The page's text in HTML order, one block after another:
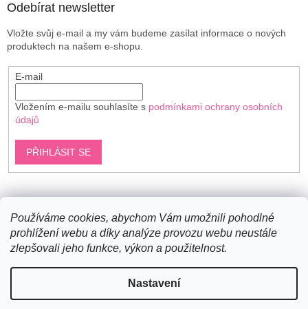
Používáme cookies, abychom Vám umožnili pohodlné
prohlížení webu a díky analýze provozu webu neustále
zlepšovali jeho funkce, výkon a použitelnost.
Nastavení
Odebírat newsletter
Vložte svůj e-mail a my vám budeme zasílat informace o nových
produktech na našem e-shopu.
E-mail
Vložením e-mailu souhlasíte s podmínkami ochrany osobních
údajů
PŘIHLÁSIT SE